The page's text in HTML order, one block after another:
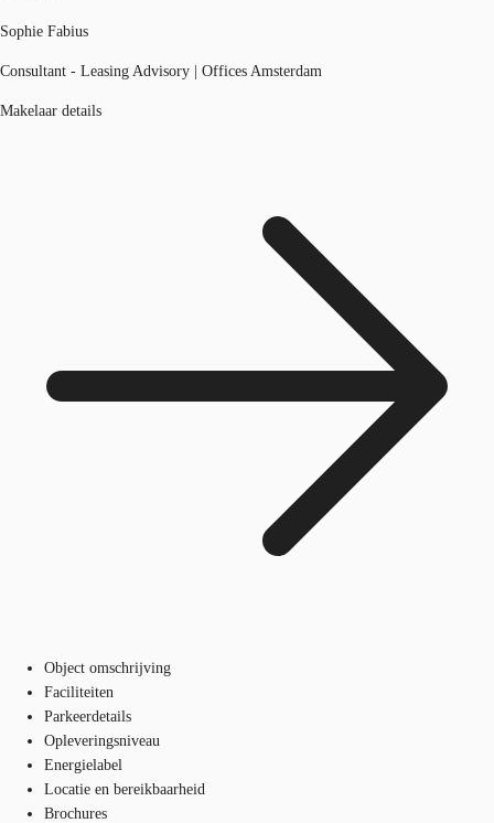
Sophie Fabius
Consultant - Leasing Advisory | Offices Amsterdam
Makelaar details
Object omschrijving
Faciliteiten
Parkeerdetails
Opleveringsniveau
Energielabel
Locatie en bereikbaarheid
Brochures